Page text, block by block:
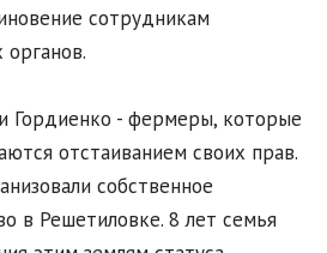
сотрудникам
Гордиенко - фермеры, которые
отстаиванием своих прав.
собственное
в Решетиловке. 8 лет семья